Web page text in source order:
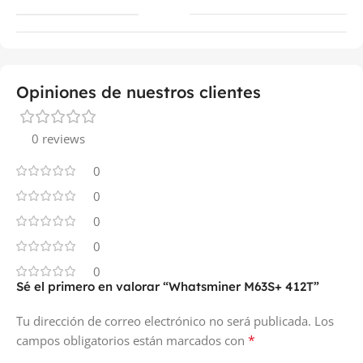
Opiniones de nuestros clientes
0 reviews
0
0
0
0
0
Sé el primero en valorar “Whatsminer M63S+ 412T”
Tu dirección de correo electrónico no será publicada. Los
campos obligatorios están marcados con *